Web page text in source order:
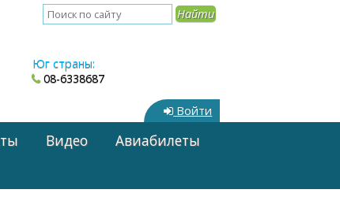
Юг страны:
08-6338687
Войти
Видео
Авиабилеты